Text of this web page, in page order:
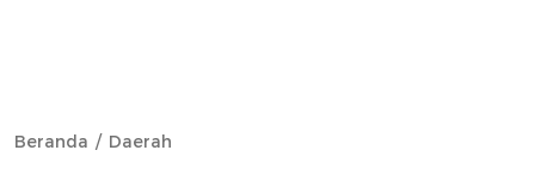
Beranda Daerah